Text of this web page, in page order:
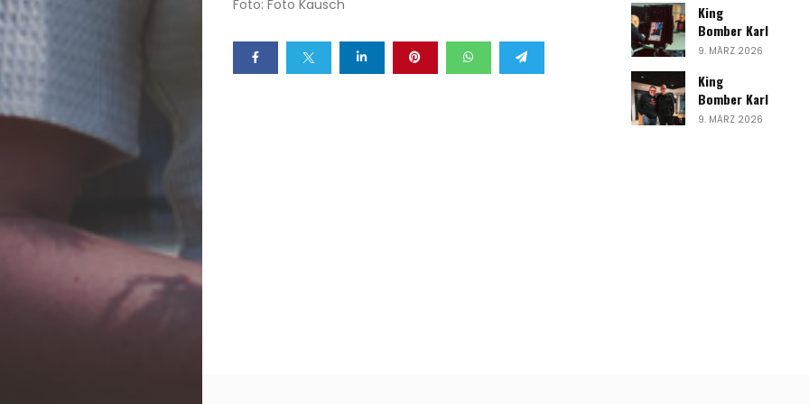
Foto: Foto Kausch
King
Bomber Karl
9. MÄRZ 2026
King
Bomber Karl
9. MÄRZ 2026